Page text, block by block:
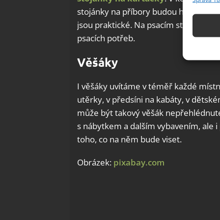
stojánky na příbory budou hodit
jsou praktické. Na psacím stole
psacích potřeb.
Věšáky
I věšáky uvítáme v téměř každé
utěrky, v předsíni na kabáty, v
může být takový věšák
s nábytkem a dalším vybavením, ale
toho, co na něm bude viset.
Obrázek: pixabay.com